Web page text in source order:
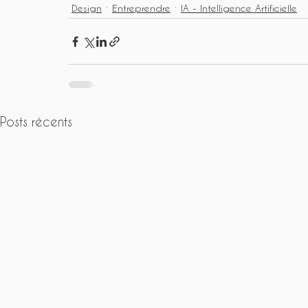
Design Entreprendre IA - Intelligence Artificielle
Posts récents